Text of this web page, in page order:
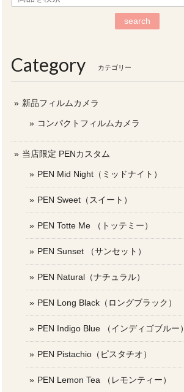
search
Category カテゴリー
新品フィルムカメラ
コンパクトフィルムカメラ
当店限定 PENカスタム
PEN Mid Night（ミッドナイト）
PEN Sweet（スイート）
PEN Totte Me （トッテミー）
PEN Sunset （サンセット）
PEN Natural（ナチュラル）
PEN Long Black（ロングブラック）
PEN Indigo Blue （インディゴブルー）
PEN Pistachio（ピスタチオ）
PEN Lemon Tea （レモンティー）